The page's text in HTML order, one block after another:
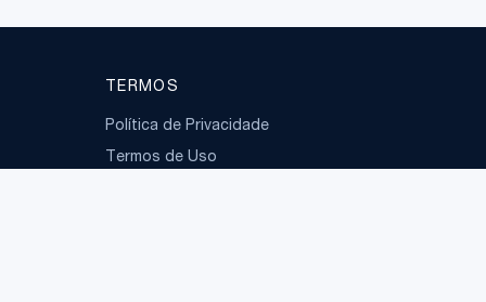
TERMOS
Política de Privacidade
Termos de Uso